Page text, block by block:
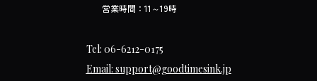
営業時間：11～19時
Tel: 06-6212-0175
Email: support@goodtimesink.jp